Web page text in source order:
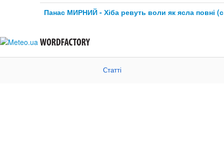
Панас МИРНИЙ - Хіба ревуть воли як ясла повні
Статті